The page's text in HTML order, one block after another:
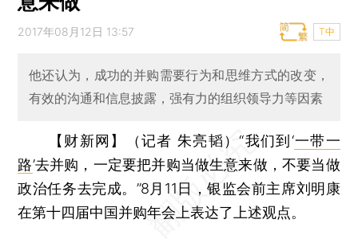
2017年08月12日 13:57 T中
他还认为，成功的并购需要行为和思维方式的改变，
有效的沟通和信息披露，强有力的组织领导力等因素
【财新网】（记者 朱亮韬）“我们到‘一带一
路’去并购，一定要把并购当做生意来做，不要当做
政治任务去完成。”8月11日，银监会前主席刘明康
在第十四届中国并购年会上表达了上述观点。